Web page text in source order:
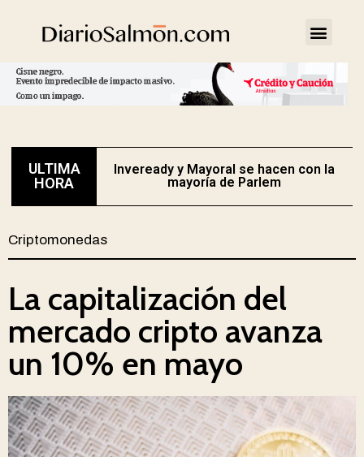
ULTIMA
HORA
Inveready y Mayoral se hacen con la
mayoría de Parlem
Criptomonedas
La capitalización del
mercado cripto avanza
un 10% en mayo